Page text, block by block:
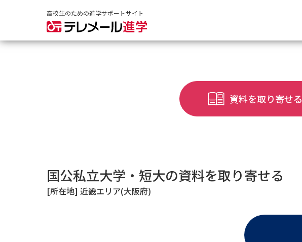
高校生のための進学サポートサイト
資料を取り寄せる
国公私立大学・短大の資料を取り寄せる
[所在地] 近畿エリア(大阪府)